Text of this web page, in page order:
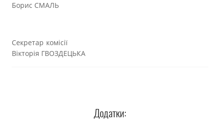
Борис СМАЛЬ
Секретар комісії
Вікторія ГВОЗДЕЦЬКА
Додатки: